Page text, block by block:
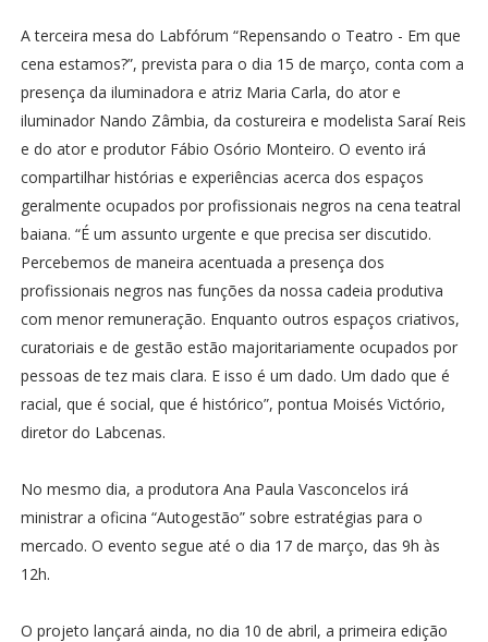
A terceira mesa do Labfórum “Repensando o Teatro - Em que
cena estamos?”, prevista para o dia 15 de março, conta com a
presença da iluminadora e atriz Maria Carla, do ator e
iluminador Nando Zâmbia, da costureira e modelista Saraí Reis
e do ator e produtor Fábio Osório Monteiro. O evento irá
compartilhar histórias e experiências acerca dos espaços
geralmente ocupados por profissionais negros na cena teatral
baiana. “É um assunto urgente e que precisa ser discutido.
Percebemos de maneira acentuada a presença dos
profissionais negros nas funções da nossa cadeia produtiva
com menor remuneração. Enquanto outros espaços criativos,
curatoriais e de gestão estão majoritariamente ocupados por
pessoas de tez mais clara. E isso é um dado. Um dado que é
racial, que é social, que é histórico”, pontua Moisés Victório,
diretor do Labcenas.
No mesmo dia, a produtora Ana Paula Vasconcelos irá
ministrar a oficina “Autogestão” sobre estratégias para o
mercado. O evento segue até o dia 17 de março, das 9h às
12h.
O projeto lançará ainda, no dia 10 de abril, a primeira edição